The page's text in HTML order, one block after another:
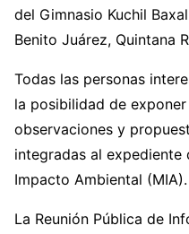
del Gimnasio Kuchil
Benito Juárez, Quintana
Todas las personas
la posibilidad de
observaciones y
integradas al
Impacto Ambiental (MIA).
La Reunión Pública de